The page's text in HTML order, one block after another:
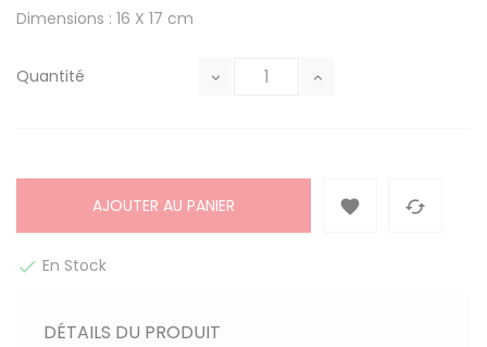
Dimensions : 16 X 17 cm
Quantité
AJOUTER AU PANIER  
 En Stock
DÉTAILS DU PRODUIT